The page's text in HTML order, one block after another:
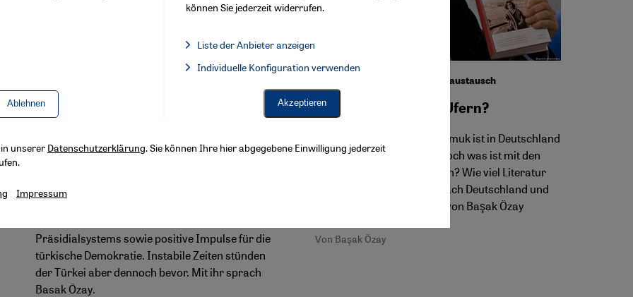
Gürbey
Lackmustest für die türkische
Demokratie
Präsidialsystems sowie positive Impulse für die
türkische Demokratie. Instabile Zeiten stünden
der Türkei aber dennoch bevor. Mit ihr sprach
Basak Özay.
Deutsch-türkischer Literaturaustausch
Aufbruch zu neuen Ufern?
Der Schriftsteller Orhan Pamuk ist in Deutschland
mittlerweile gut bekannt. Doch was ist mit den
anderen türkischen Autoren? Wie viel Literatur
schafft es von der Türkei nach Deutschland und
andersherum? Antworten von Başak Özay
Von Başak Özay
Ablehnen
können Sie jederzeit widerrufen.
Liste der Anbieter anzeigen
Facebook Embed / Facebook Connect, Google Maps Embed, Google Tag Manager, Instagram Embed,
Individuelle Konfiguration verwenden
Akzeptieren
in unserer Datenschutzerklärung. Sie können Ihre hier abgegebene Einwilligung jederzeit
Impressum